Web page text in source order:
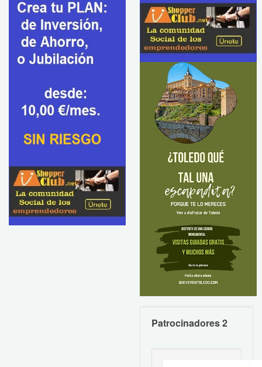
Patrocinadores 2